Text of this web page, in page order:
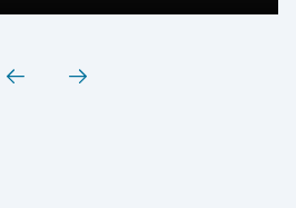
Mute